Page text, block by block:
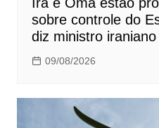
sobre controle do
diz ministro iraniano
09/08/2026